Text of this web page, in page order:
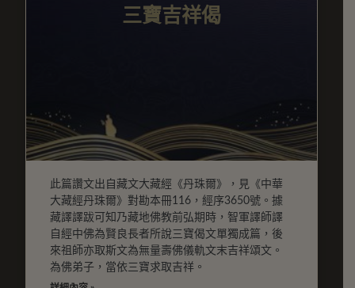
三寶吉祥偈
此篇讚文出自藏文大藏經《丹珠爾》，見《中華
大藏經丹珠爾》對勘本冊116，經序3650號。據
藏譯譯跋可知乃藏地佛教前弘期時，智軍譯師譯
自經中佛為賢良長者所說三寶偈文單獨成篇，後
來祖師亦取斯文為無量壽佛儀軌文末吉祥頌文。
為佛弟子，當依三寶求取吉祥。